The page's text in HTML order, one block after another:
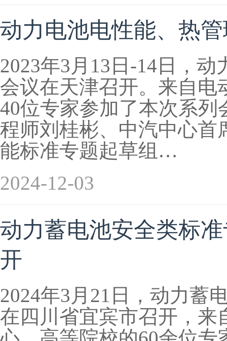
动力电池电性能、热
2023年3月13日-14日，
会议在天津召开。来自电
40位专家参加了本次系
程师刘桂彬、中汽中心首
能标准专题起草组…
2024-12-03
动力蓄电池安全类标
开
2024年3月21日，动力蓄
在四川省宜宾市召开，来